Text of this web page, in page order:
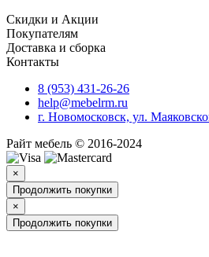
Скидки и Акции
Покупателям
Доставка и сборка
Контакты
8 (953) 431-26-26
help@mebelrm.ru
г. Новомосковск, ул.
Райт мебель © 2016-2024
×
Продолжить покупки
×
Продолжить покупки